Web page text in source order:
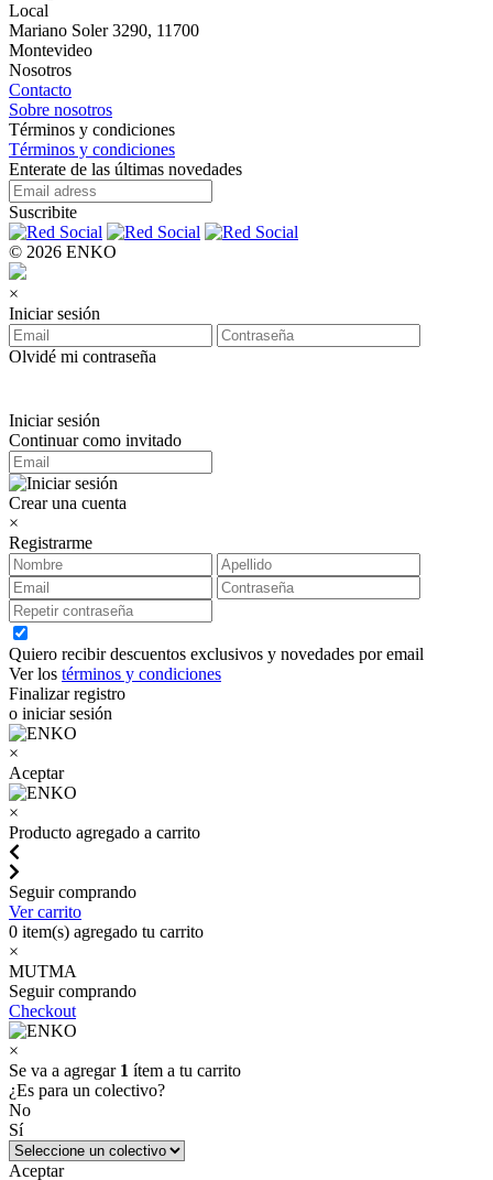
Local
Mariano Soler 3290, 11700
Montevideo
Nosotros
Contacto
Sobre nosotros
Términos y condiciones
Términos y condiciones
Enterate de las últimas novedades
Suscribite
© 2026 ENKO
×
Iniciar sesión
Olvidé mi contraseña
Iniciar sesión
Continuar como invitado
Crear una cuenta
×
Registrarme
Quiero recibir descuentos exclusivos y novedades por email
Ver los términos y condiciones
Finalizar registro
o iniciar sesión
×
Aceptar
×
Producto agregado a carrito
Seguir comprando
Ver carrito
0 item(s) agregado tu carrito
×
MUTMA
Seguir comprando
Checkout
×
Se va a agregar 1 ítem a tu carrito
¿Es para un colectivo?
No
Sí
Aceptar